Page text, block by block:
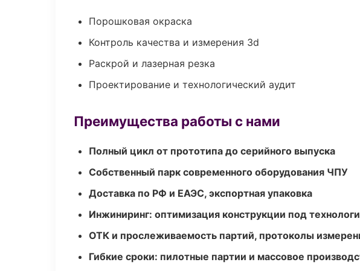
Порошковая окраска
Контроль качества и измерения 3d
Раскрой и лазерная резка
Проектирование и технологический аудит
Преимущества работы с нами
Полный цикл от прототипа до серийного выпуска
Собственный парк современного оборудования ЧПУ
Доставка по РФ и ЕАЭС, экспортная упаковка
Инжиниринг: оптимизация конструкции под
ОТК и прослеживаемость партий, протоколы
Гибкие сроки: пилотные партии и массовое